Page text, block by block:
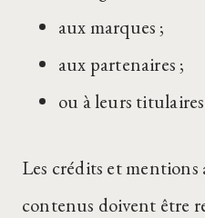
aux marques ;
aux partenaires ;
ou à leurs
Les crédits et
contenus doivent être